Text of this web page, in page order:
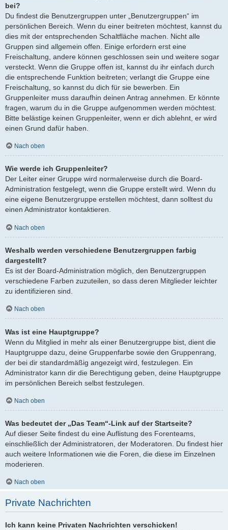
bei?
Du findest die Benutzergruppen unter „Benutzergruppen“ im
persönlichen Bereich. Wenn du einer beitreten möchtest, kannst du
dies mit der entsprechenden Schaltfläche machen. Nicht alle
Gruppen sind allgemein offen. Einige erfordern erst eine
Freischaltung, andere können geschlossen sein und weitere sogar
versteckt. Wenn die Gruppe offen ist, kannst du ihr einfach durch
die entsprechende Funktion beitreten; verlangt die Gruppe eine
Freischaltung, so kannst du dich für sie bewerben. Ein
Gruppenleiter muss daraufhin deinen Antrag annehmen. Er könnte
fragen, warum du in die Gruppe aufgenommen werden möchtest.
Bitte belästige keinen Gruppenleiter, wenn er dich ablehnt, er wird
einen Grund dafür haben.
Nach oben
Wie werde ich Gruppenleiter?
Der Leiter einer Gruppe wird normalerweise durch die Board-
Administration festgelegt, wenn die Gruppe erstellt wird. Wenn du
eine eigene Benutzergruppe erstellen möchtest, dann solltest du
einen Administrator kontaktieren.
Nach oben
Weshalb werden verschiedene Benutzergruppen farbig
dargestellt?
Es ist der Board-Administration möglich, den Benutzergruppen
verschiedene Farben zuzuteilen, so dass deren Mitglieder leichter
zu identifizieren sind.
Nach oben
Was ist eine Hauptgruppe?
Wenn du Mitglied in mehr als einer Benutzergruppe bist, dient die
Hauptgruppe dazu, deine Gruppenfarbe sowie den Gruppenrang,
der bei dir standardmäßig angezeigt wird, festzulegen. Ein
Administrator kann dir die Berechtigung geben, deine Hauptgruppe
im persönlichen Bereich selbst festzulegen.
Nach oben
Was bedeutet der „Das Team“-Link auf der Startseite?
Auf dieser Seite findest du eine Auflistung des Forenteams,
einschließlich der Administratoren, der Moderatoren. Du findest hier
auch weitere Informationen wie die Foren, die diese im Einzelnen
moderieren.
Nach oben
Private Nachrichten
Ich kann keine Privaten Nachrichten verschicken!